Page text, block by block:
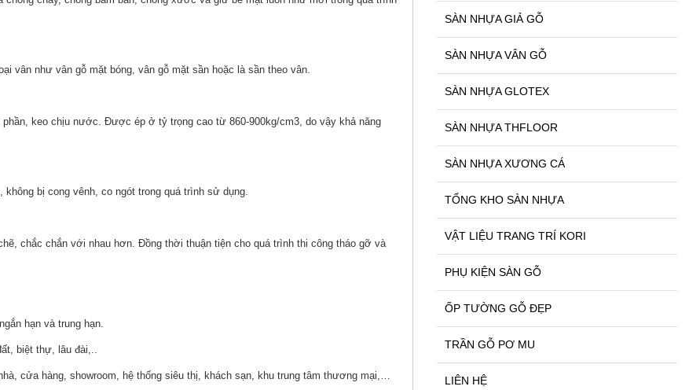
như vân gỗ mặt bóng, vân gỗ mặt sần hoặc là sần theo vân.
keo chịu nước. Được ép ở tỷ trọng cao từ 860-900kg/cm3, do vậy khả năng
bị cong vênh, co ngót trong quá trình sử dụng.
chắc chắn với nhau hơn. Đồng thời thuận tiện cho quá trình thi công tháo gỡ và
hạn và trung hạn.
biệt thự, lâu đài,..
cửa hàng, showroom, hệ thống siêu thị, khách sạn, khu trung tâm thương mại,…
SÀN NHỰA GIẢ GỖ
SÀN NHỰA VÂN GỖ
SÀN NHỰA GLOTEX
SÀN NHỰA THFLOOR
SÀN NHỰA XƯƠNG CÁ
TỔNG KHO SÀN NHỰA
VẬT LIỆU TRANG TRÍ KORI
PHỤ KIỆN SÀN GỖ
ỐP TƯỜNG GỖ ĐẸP
TRẦN GỖ PƠ MU
LIÊN HỆ